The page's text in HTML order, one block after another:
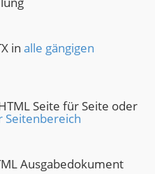
in alle gängigen
Seite für Seite oder
Ausgabedokument